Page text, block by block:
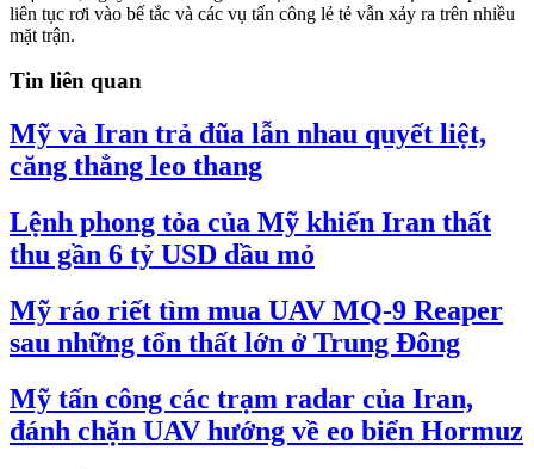
liên tục rơi vào bế tắc và các vụ tấn công lẻ tẻ vẫn xảy ra trên nhiều
mặt trận.
Tin liên quan
Mỹ và Iran trả đũa lẫn nhau quyết liệt,
căng thẳng leo thang
Lệnh phong tỏa của Mỹ khiến Iran thất
thu gần 6 tỷ USD dầu mỏ
Mỹ ráo riết tìm mua UAV MQ-9 Reaper
sau những tổn thất lớn ở Trung Đông
Mỹ tấn công các trạm radar của Iran,
đánh chặn UAV hướng về eo biển Hormuz